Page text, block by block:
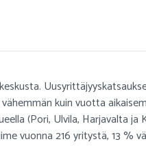
kuin vuotta
(Pori, Ulvila, Harjavalta
vuonna 216 yritystä, 13 %